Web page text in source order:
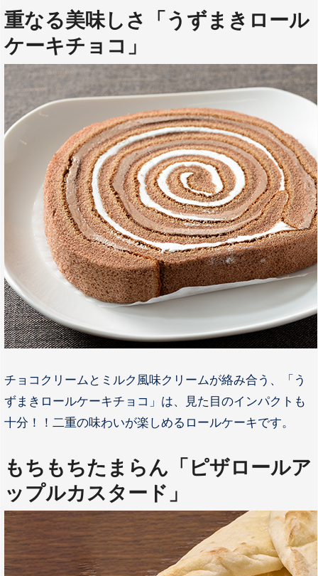
重なる美味しさ「うずまきロール
ケーキチョコ」
チョコクリームとミルク風味クリームが絡み合う、「う
ずまきロールケーキチョコ」は、見た目のインパクトも
十分！！二重の味わいが楽しめるロールケーキです。
もちもちたまらん「ピザロールア
ップルカスタード」